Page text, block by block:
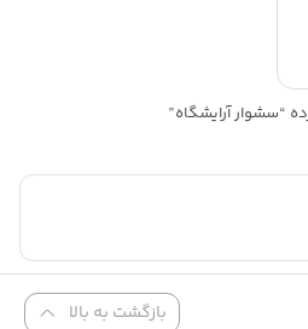
“سشوار آرایشگاه”
بازگشت به بالا